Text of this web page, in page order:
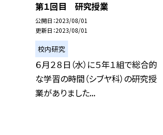
第１回目 研究授業
公開日 2023/08/01
更新日 2023/08/01
校内研究
６月２８日（水）に５年１組で総合的
な学習の時間（シブヤ科）の研究授
業がありました...